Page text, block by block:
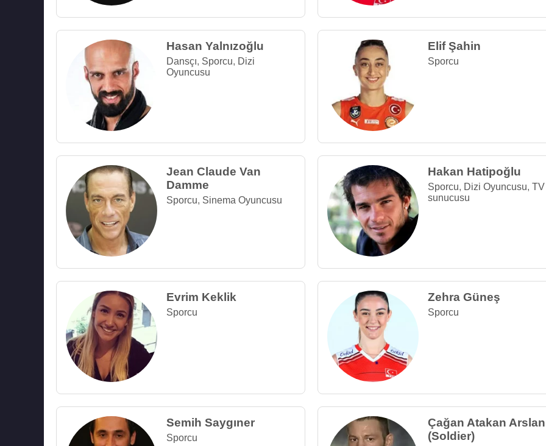
Hasan Yalnızoğlu
Dansçı, Sporcu, Dizi
Oyuncusu
Elif Şahin
Sporcu
Jean Claude Van
Damme
Sporcu, Sinema Oyuncusu
Hakan Hatipoğlu
Sporcu, Dizi Oyuncusu,TV
sunucusu
Evrim Keklik
Sporcu
Zehra Güneş
Sporcu
Semih Saygıner
Sporcu
Çağan Atakan Arslan
(Soldier)